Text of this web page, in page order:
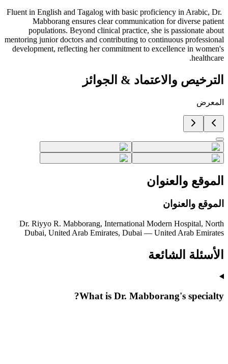
Fluent in English and Tagalog with basic proficiency in Arabic, Dr.
Mabborang ensures clear communication for diverse patient
populations. Beyond clinical practice, she is passionate about
mentoring junior doctors and contributing to continuous professional
development, reflecting her commitment to excellence in women's
healthcare.
الترخيص والاعتماد & الجوائز
المعرض
الموقع والعنوان
الموقع والعنوان
Dr. Riyyo R. Mabborang, International Modern Hospital, North
Dubai, United Arab Emirates, Dubai — United Arab Emirates
الأسئلة الشائعة
What is Dr. Mabborang's specialty?